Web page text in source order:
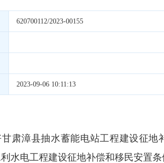
620700112/2023-00155
2023-09-06 10:11:13
甘肃漳县抽水蓄能电站工程建设征
利水电工程建设征地补偿和移民安置